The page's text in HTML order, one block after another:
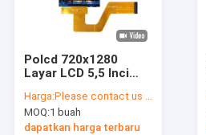
Tentang kami
Berita
Polcd 720x1280
Layar LCD 5,5 Inci
LCD
Harga:Please contact us for latest price
MOQ:1 buah
dapatkan harga terbaru